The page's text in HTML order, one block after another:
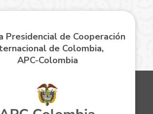
Presidencial de Cooperación
de Colombia,
APC-Colombia